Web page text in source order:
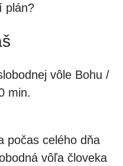
plán?
vôle Bohu /
min.
počas celého dňa
vôľa človeka